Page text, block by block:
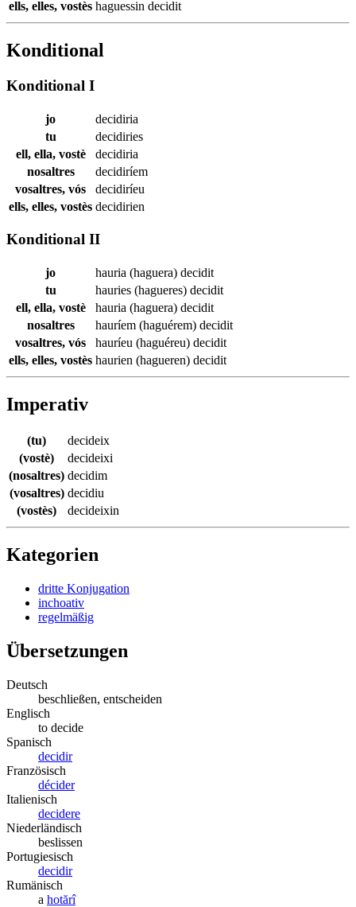
ells, elles, vostès haguessin decidit
Konditional
Konditional I
jo
decidiria
tu
decidiries
ell, ella, vostè
decidiria
nosaltres
decidiríem
vosaltres, vós
decidiríeu
ells, elles, vostès decidirien
Konditional II
jo hauria (haguera) decidit
tu
hauries (hagueres) decidit
ell, ella, vostè
hauria (haguera) decidit
nosaltres
hauríem (haguérem) decidit
vosaltres, vós
hauríeu (haguéreu) decidit
ells, elles, vostès haurien (hagueren) decidit
Imperativ
(tu)
decideix
(vostè)
decideixi
(nosaltres) decidim
(vosaltres) decidiu
(vostès)
decideixin
Kategorien
dritte Konjugation
inchoativ
regelmäßig
Übersetzungen
Deutsch
beschließen, entscheiden
Englisch
to decide
Spanisch
decidir
Französisch
décider
Italienisch
decidere
Niederländisch
beslissen
Portugiesisch
decidir
Rumänisch
a hotărî